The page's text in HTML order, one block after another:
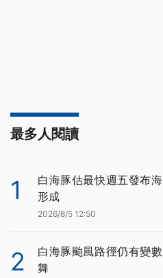
最多人閱讀
1
白海豚估最快週五發布
形成
2026/8/5 12:50
2
白海豚颱風路徑仍有變
舞